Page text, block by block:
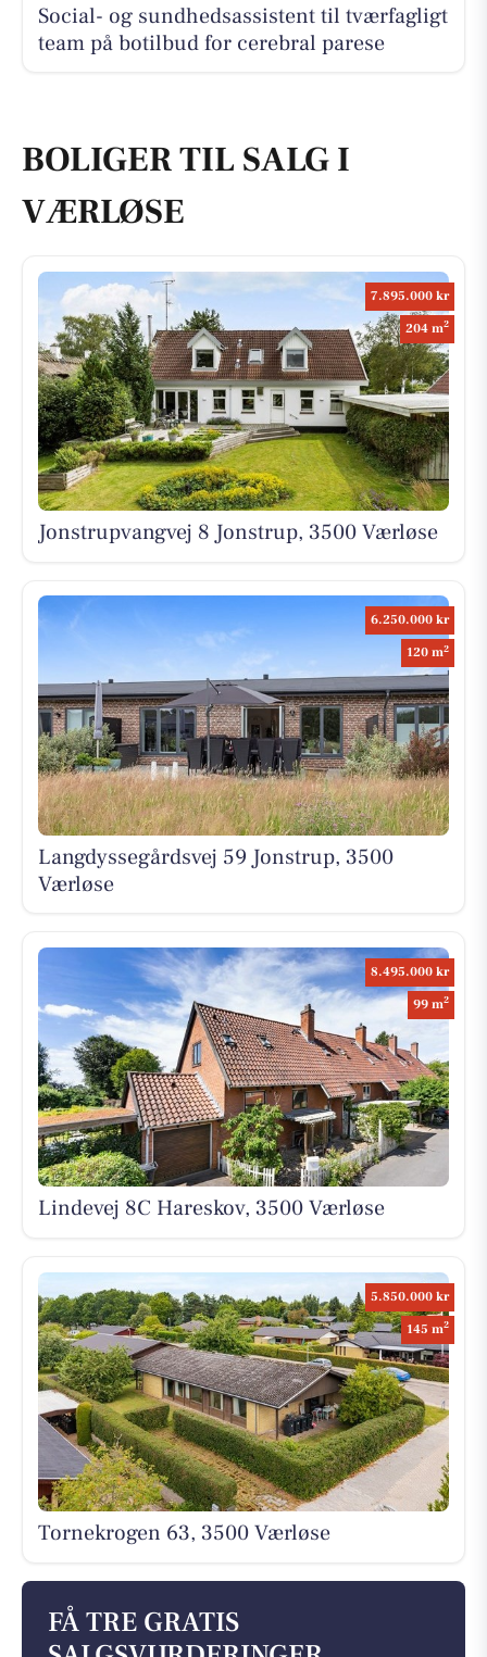
Social- og sundhedsassistent til tværfagligt
team på botilbud for cerebral parese
BOLIGER TIL SALG I
VÆRLØSE
7.895.000 kr
204 m2
Jonstrupvangvej 8 Jonstrup, 3500 Værløse
6.250.000 kr
120 m2
Langdyssegårdsvej 59 Jonstrup, 3500
Værløse
8.495.000 kr
99 m2
Lindevej 8C Hareskov, 3500 Værløse
5.850.000 kr
145 m2
Tornekrogen 63, 3500 Værløse
FÅ TRE GRATIS